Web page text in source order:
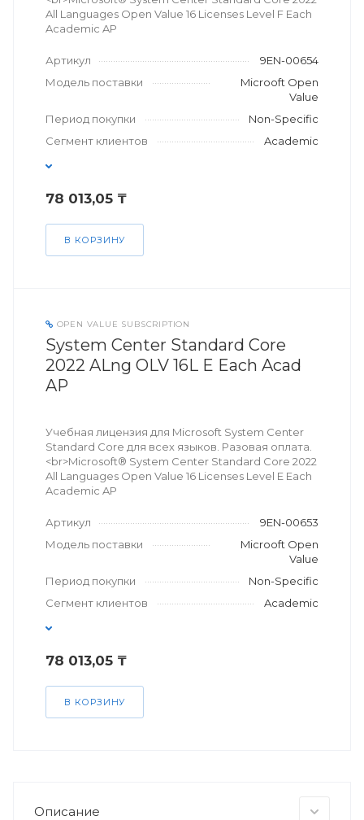
All Languages Open Value 16 Licenses Level F Each
Academic AP
Артикул
9EN-00654
Модель поставки
Microoft Open
Value
Период покупки
Non-Specific
Сегмент клиентов
Academic
78 013,05 ₸
В КОРЗИНУ
OPEN VALUE SUBSCRIPTION
System Center Standard Core
2022 ALng OLV 16L E Each Acad
AP
Учебная лицензия для Microsoft System Center
Standard Core для всех языков. Разовая оплата.
<br>Microsoft® System Center Standard Core 2022
All Languages Open Value 16 Licenses Level E Each
Academic AP
Артикул
9EN-00653
Модель поставки
Microoft Open
Value
Период покупки
Non-Specific
Сегмент клиентов
Academic
78 013,05 ₸
В КОРЗИНУ
Описание